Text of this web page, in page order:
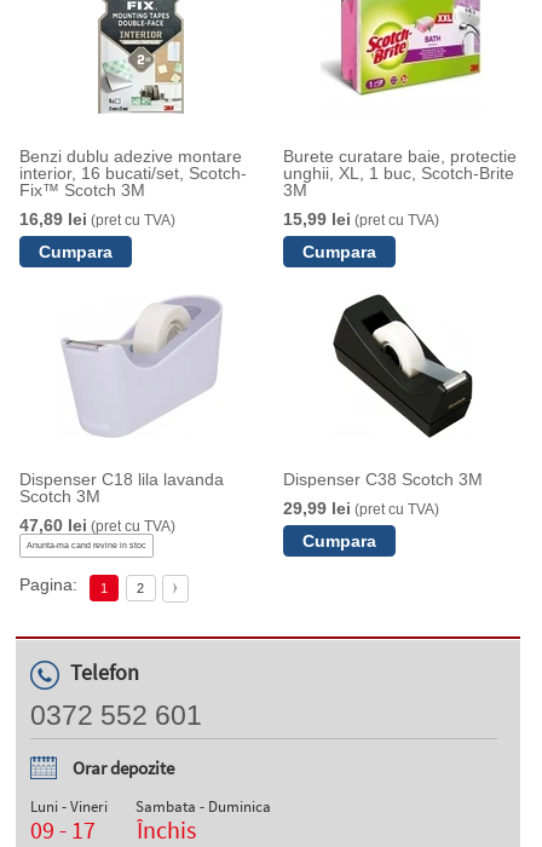
Benzi dublu adezive montare
interior, 16 bucati/set, Scotch-
Fix™ Scotch 3M
16,89 lei (pret cu TVA)
Burete curatare baie, protectie
unghii, XL, 1 buc, Scotch-Brite
3M
15,99 lei (pret cu TVA)
Dispenser C18 lila lavanda
Scotch 3M
47,60 lei (pret cu TVA)
Anunta-ma cand revine in stoc
Dispenser C38 Scotch 3M
29,99 lei (pret cu TVA)
Pagina: 1 2
Telefon
0372 552 601
Orar depozite
Luni - Vineri
09 - 17
Sambata - Duminica
Închis